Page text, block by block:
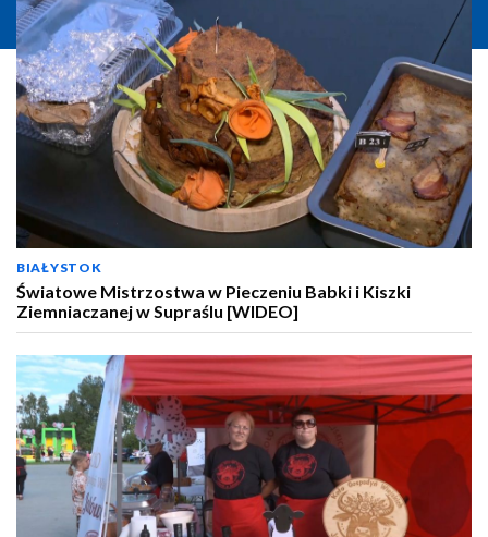
BIAŁYSTOK
Światowe Mistrzostwa w Pieczeniu Babki i Kiszki
Ziemniaczanej w Supraślu [WIDEO]